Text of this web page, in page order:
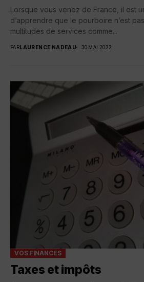
Lorsque vous venez de France, il est
d’apprendre que le pourboire n’est
multitudes de services comme...
PAR LAURENCE NADEAU 30 MAI 2022
VOS FINANCES
Taxes et impôts